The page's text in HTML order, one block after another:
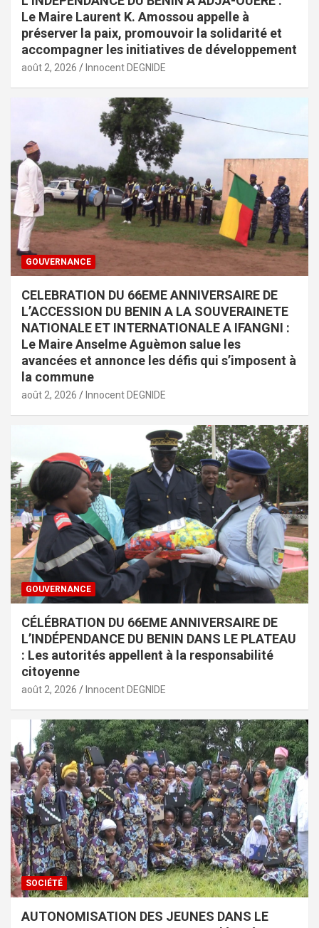
Le Maire Laurent K. Amossou appelle à
préserver la paix, promouvoir la solidarité et
accompagner les initiatives de développement
août 2, 2026 Innocent DEGNIDE
GOUVERNANCE
CELEBRATION DU 66EME ANNIVERSAIRE DE
L’ACCESSION DU BENIN A LA SOUVERAINETE
NATIONALE ET INTERNATIONALE A IFANGNI :
Le Maire Anselme Aguèmon salue les
avancées et annonce les défis qui s’imposent à
la commune
août 2, 2026 Innocent DEGNIDE
GOUVERNANCE
CÉLÉBRATION DU 66EME ANNIVERSAIRE DE
L’INDÉPENDANCE DU BENIN DANS LE PLATEAU
: Les autorités appellent à la responsabilité
citoyenne
août 2, 2026 Innocent DEGNIDE
SOCIÉTÉ
AUTONOMISATION DES JEUNES DANS LE